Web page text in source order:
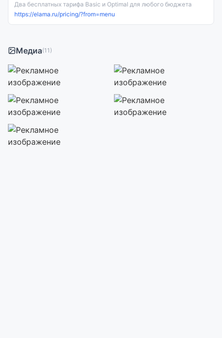
Два бесплатных тарифа Basic и Optimal для любого бюджета
https://elama.ru/pricing/?from=menu
Медиа(11)